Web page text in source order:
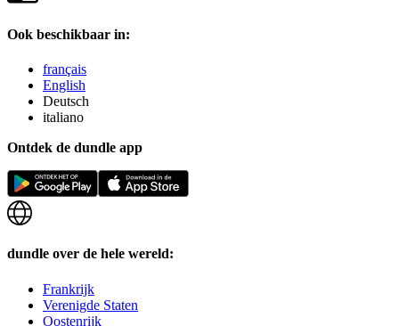
Ook beschikbaar in:
français
English
Deutsch
italiano
Ontdek de dundle app
dundle over de hele wereld:
Frankrijk
Verenigde Staten
Oostenrijk